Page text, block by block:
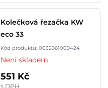
Kolečková řezačka KW
eco 33
Kód produktu: 0032961009424
Není skladem
551 Kč
s DPH